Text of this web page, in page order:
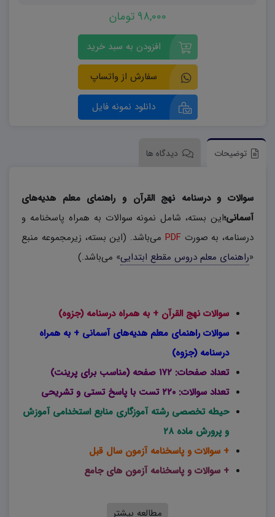
98,000 تومان
افزودن به سبد خرید
سفارش از واتساپ
دانلود نمونه فایل
توضیحات دیدگاه ها
سوالات و درسنامه نهج القرآن و راهنمای معلم هدیه‌های
آسمانی؛این بسته، شامل نمونه سوالات به همراه پاسخنامه و
درسنامه، به صورتPDF می‌باشد. (این بسته، زیرمجموعه منبع
«راهنمای معلم دروس مقطع ابتدایی» می‌باشد.)
سوالات نهج القرآن + به همراه درسنامه (جزوه)
سوالات راهنمای معلم هدیه‌های آسمانی + به همراه
درسنامه (جزوه)
تعداد صفحات: ۱۷۲ صفحه (مناسب برای پرینت)
تعداد سوالات: ۲۲۰ تست با پاسخ تستی و تشریحی
حیطه تخصصی رشته آموزگاری منابع استخدامی آموزش
و پرورش ماده ۲۸
+ سوالات و پاسخنامه آزمون سال قبل
+ سوالات و پاسخنامه آزمون های جامع
مطالعه بیشتر